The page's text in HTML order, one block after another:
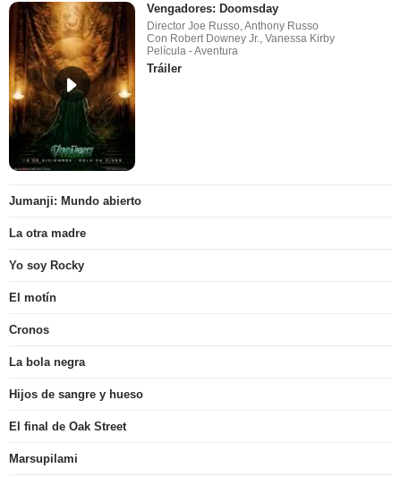
Vengadores: Doomsday
Director Joe Russo, Anthony Russo
Con Robert Downey Jr., Vanessa Kirby
Película - Aventura
Tráiler
Jumanji: Mundo abierto
La otra madre
Yo soy Rocky
El motín
Cronos
La bola negra
Hijos de sangre y hueso
El final de Oak Street
Marsupilami